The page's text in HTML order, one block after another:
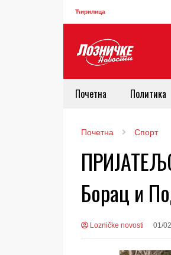
Ћирилица
Почетна Политика
Почетна Спорт
Борац и
Lozničke novosti 01/